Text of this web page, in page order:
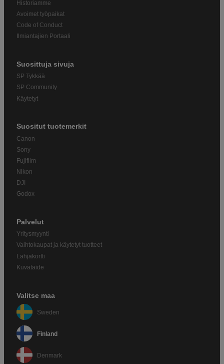
Historiamme
Avoimet työpaikat
Code of Conduct
Ilmiantajien Portaali
Suosittuja sivuja
SP Tykkää
SP Community
Käytetyt
Suositut tuotemerkit
Canon
Sony
Fujifilm
Nikon
DJI
Godox
Palvelut
Yritysmyynti
Vaihtokaupat ja käytetyt tuotteet
Lahjakortti
Kuvataide
Valitse maa
Sweden
Finland
Denmark